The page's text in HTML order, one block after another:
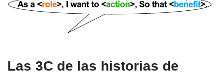
Las 3C de las historias de